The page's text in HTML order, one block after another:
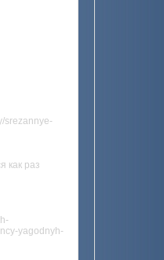
srezannye-
как раз
yagodnyh-